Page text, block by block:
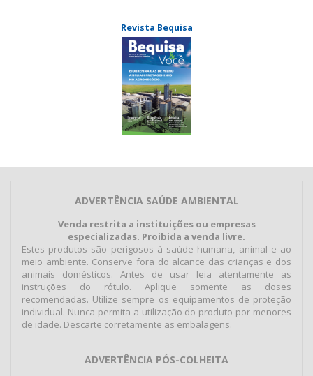
Revista Bequisa
ADVERTÊNCIA SAÚDE AMBIENTAL
Venda restrita a instituições ou empresas
especializadas. Proibida a venda livre.
Estes produtos são perigosos à saúde humana, animal e ao
meio ambiente. Conserve fora do alcance das crianças e dos
animais domésticos. Antes de usar leia atentamente as
instruções do rótulo. Aplique somente as doses
recomendadas. Utilize sempre os equipamentos de proteção
individual. Nunca permita a utilização do produto por menores
de idade. Descarte corretamente as embalagens.
ADVERTÊNCIA PÓS-COLHEITA